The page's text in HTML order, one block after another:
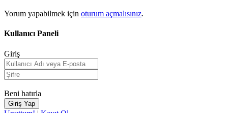
Yorum yapabilmek için oturum açmalısınız.
Kullanıcı Paneli
Giriş
Beni hatırla